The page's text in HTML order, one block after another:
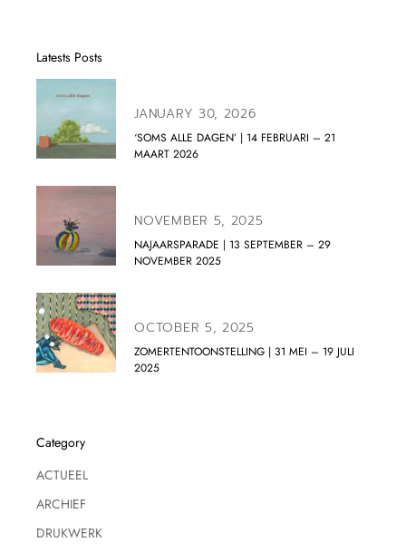
Latests Posts
JANUARY 30, 2026
‘SOMS ALLE DAGEN’ | 14 FEBRUARI – 21
MAART 2026
NOVEMBER 5, 2025
NAJAARSPARADE | 13 SEPTEMBER – 29
NOVEMBER 2025
OCTOBER 5, 2025
ZOMERTENTOONSTELLING | 31 MEI – 19 JULI
2025
Category
ACTUEEL
ARCHIEF
DRUKWERK